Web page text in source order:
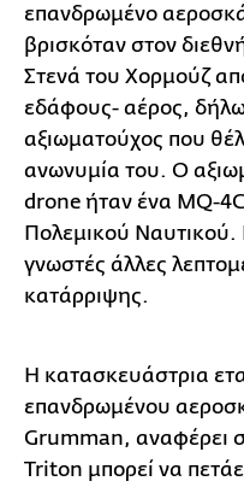
επανδρωμένο
βρισκόταν στον
Στενά του Χορμούζ
εδάφους- αέρος,
αξιωματούχος που
ανωνυμία του. Ο
drone ήταν ένα MQ-
Πολεμικού Ναυτικού.
γνωστές άλλες
κατάρριψης.
Η κατασκευάστρια
επανδρωμένου
Grumman, αναφέρει
Triton μπορεί να